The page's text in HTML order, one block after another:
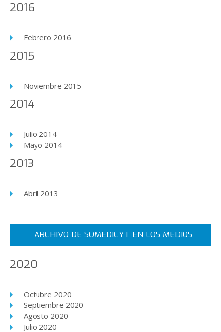
2016
Febrero 2016
2015
Noviembre 2015
2014
Julio 2014
Mayo 2014
2013
Abril 2013
ARCHIVO DE SOMEDICYT EN LOS MEDIOS
2020
Octubre 2020
Septiembre 2020
Agosto 2020
Julio 2020